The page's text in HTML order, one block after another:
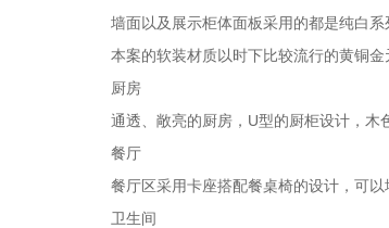
墙面以及展示柜体面板采用的都是纯白
本案的软装材质以时下比较流行的黄铜
厨房
通透、敞亮的厨房，U型的厨柜设计，
餐厅
餐厅区采用卡座搭配餐桌椅的设计，可以
卫生间